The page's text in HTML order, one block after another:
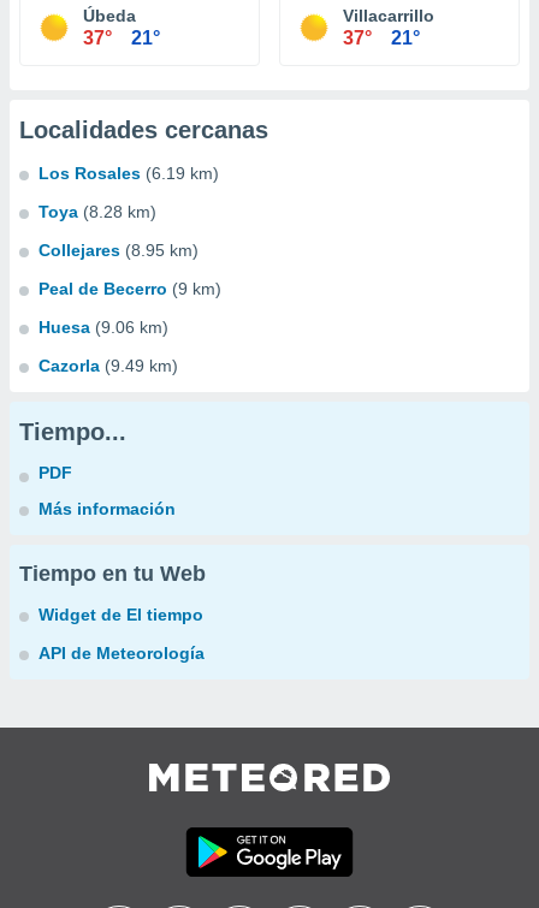
Úbeda
37° 21°
Villacarrillo
37° 21°
Localidades cercanas
Los Rosales (6.19 km)
Toya (8.28 km)
Collejares (8.95 km)
Peal de Becerro (9 km)
Huesa (9.06 km)
Cazorla (9.49 km)
Tiempo...
PDF
Más información
Tiempo en tu Web
Widget de El tiempo
API de Meteorología